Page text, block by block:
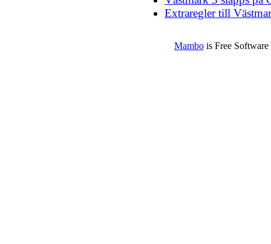
Extraregler till
Mambois Free Software